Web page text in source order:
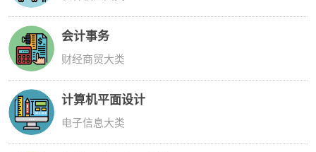
会计事务
财经商贸大类
计算机平面设计
电子信息大类